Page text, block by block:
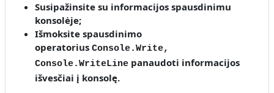
Susipažinsite su informacijos spausdinimu
konsolėje;
Išmoksite spausdinimo
operatorius Console.Write,
Console.WriteLine panaudoti informacijos
išvesčiai į konsolę.